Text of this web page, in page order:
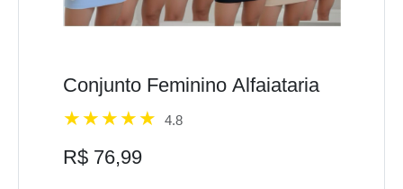
Conjunto Feminino Alfaiataria
4.8
R$ 76,99